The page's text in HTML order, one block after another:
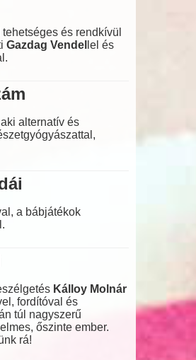
és rendkívül
Gazdag Vendel lel és
aki alternatív és
a bábjátékok
Kálloy Molnár
fordítóval és
túl nagyszerű
őszinte ember.
rá!